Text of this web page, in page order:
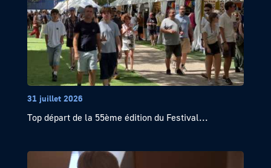
31 juillet 2026
Top départ de la 55ème édition du Festival...